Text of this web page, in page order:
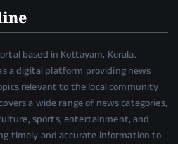
based in Kottayam, Kerala.
a digital platform providing news
relevant to the local community
a wide range of news categories,
sports, entertainment, and
timely and accurate information to